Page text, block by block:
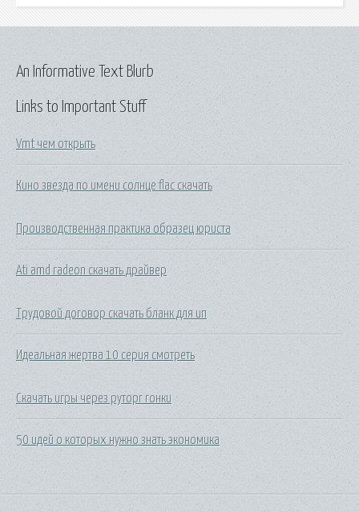
Links to Important Stuff
Vmt чем открыть
Кино звезда по имени солнце flac скачать
Производственная практика образец юриста
Ati amd radeon скачать драйвер
Трудовой договор скачать бланк для ип
Идеальная жертва 10 серия смотреть
Скачать игры через руторг гонки
50 идей о которых нужно знать экономика
An Informative Text Blurb